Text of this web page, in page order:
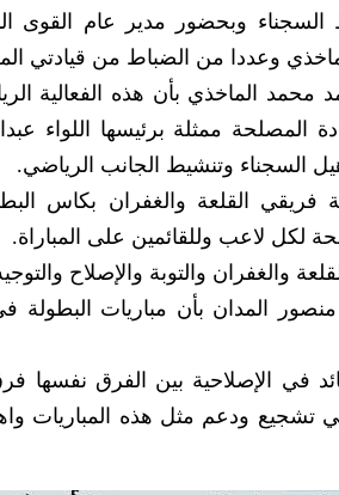
وبحضور مدير عام القوى
وعددا من الضباط من قيادتي
محمد الماخذي بأن هذه الفعالية
المصلحة ممثلة برئيسها اللواء
السجناء وتنشيط الجانب الرياضي.
فريقي القلعة والغفران بكاس
لكل لاعب وللقائمين على المباراة.
والغفران والتوبة والإصلاح
المدان بأن مباريات البطولة
في الإصلاحية بين الفرق نفسها
تشجيع ودعم مثل هذه المباريات